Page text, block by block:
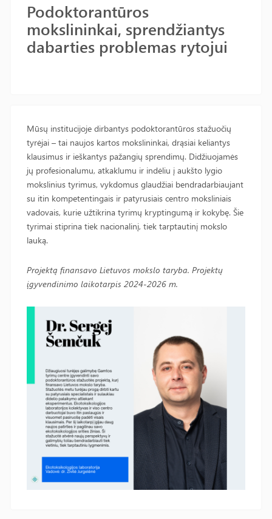
Podoktorantūros
mokslininkai, sprendžiantys
dabarties problemas rytojui
Mūsų institucijoje dirbantys podoktorantūros stažuočių
tyrėjai – tai naujos kartos mokslininkai, drąsiai keliantys
klausimus ir ieškantys pažangių sprendimų. Didžiuojamės
jų profesionalumu, atkaklumu ir indėliu į aukšto lygio
mokslinius tyrimus, vykdomus glaudžiai bendradarbiaujant
su itin kompetentingais ir patyrusiais centro moksliniais
vadovais, kurie užtikrina tyrimų kryptingumą ir kokybę. Šie
tyrimai stiprina tiek nacionalinį, tiek tarptautinį mokslo
lauką.
Projektą finansavo Lietuvos mokslo taryba. Projektų
įgyvendinimo laikotarpis 2024-2026 m.